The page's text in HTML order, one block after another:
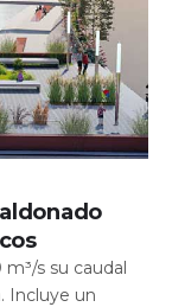
s su caudal
Incluye un